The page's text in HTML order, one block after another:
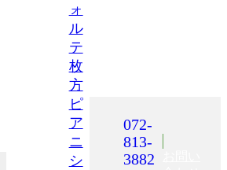
ォ
ル
テ
枚
方
ピ
ア
ニ
シ
072-
813-
3882